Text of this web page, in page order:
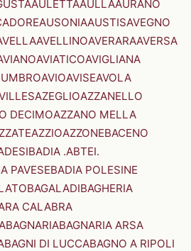
AULETTAAULLAAURANO
AUSONIAAUSTISAVEGNO
AVELLINOAVERARAAVERSA
AVIATICOAVIGLIANA
AVIOAVISEAVOLA
AZEGLIOAZZANELLO
DECIMOAZZANO MELLA
AZZIOAZZONEBACENO
BADIA .ABTEI.
PAVESEBADIA POLESINE
BAGALADIBAGHERIA
CALABRA
BAGNARIABAGNARIA ARSA
BAGNI DI LUCCABAGNO A RIPOLI